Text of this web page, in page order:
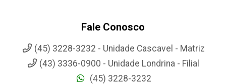
Fale Conosco
(45) 3228-3232 - Unidade Cascavel - Matriz
(43) 3336-0900 - Unidade Londrina - Filial
(45) 3228-3232